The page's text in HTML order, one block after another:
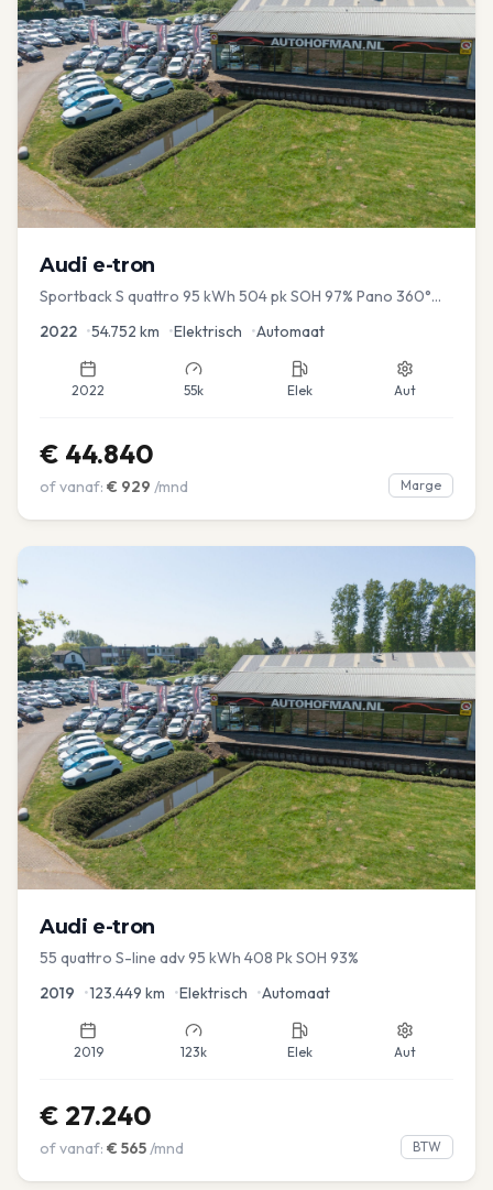
Audi e-tron
Sportback S quattro 95 kWh 504 pk SOH 97% Pano 360°
2022 •54.752 km •Elektrisch •Automaat
2022 55k Elek Aut
€ 44.840
of vanaf: € 929 /mnd Marge
Audi e-tron
55 quattro S-line adv 95 kWh 408 Pk SOH 93%
2019 •123.449 km •Elektrisch •Automaat
2019 123k Elek Aut
€ 27.240
of vanaf: € 565/mnd BTW